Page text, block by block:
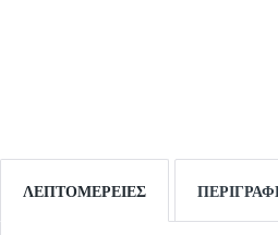
ΛΕΠΤΟΜΈΡΕΙΕΣ